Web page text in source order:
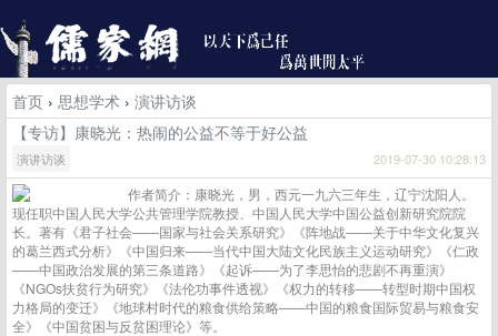
首页 › 思想学术 › 演讲访谈
【专访】康晓光：热闹的公益不等于好公益
演讲访谈 2019-07-30 10:28:13
作者简介：康晓光，男，西元一九六三年生，辽宁沈阳人。
现任职中国人民大学公共管理学院教授、中国人民大学中国公益创新研究院院
长。著有《君子社会——国家与社会关系研究》《阵地战——关于中华文化复兴
的葛兰西式分析》《中国归来——当代中国大陆文化民族主义运动研究》《仁政
——中国政治发展的第三条道路》《起诉——为了李思怡的悲剧不再重演》
《NGOs扶贫行为研究》《法伦功事件透视》《权力的转移——转型时期中国权
力格局的变迁》《地球村时代的粮食供给策略——中国的粮食国际贸易与粮食安
全》《中国贫困与反贫困理论》等。